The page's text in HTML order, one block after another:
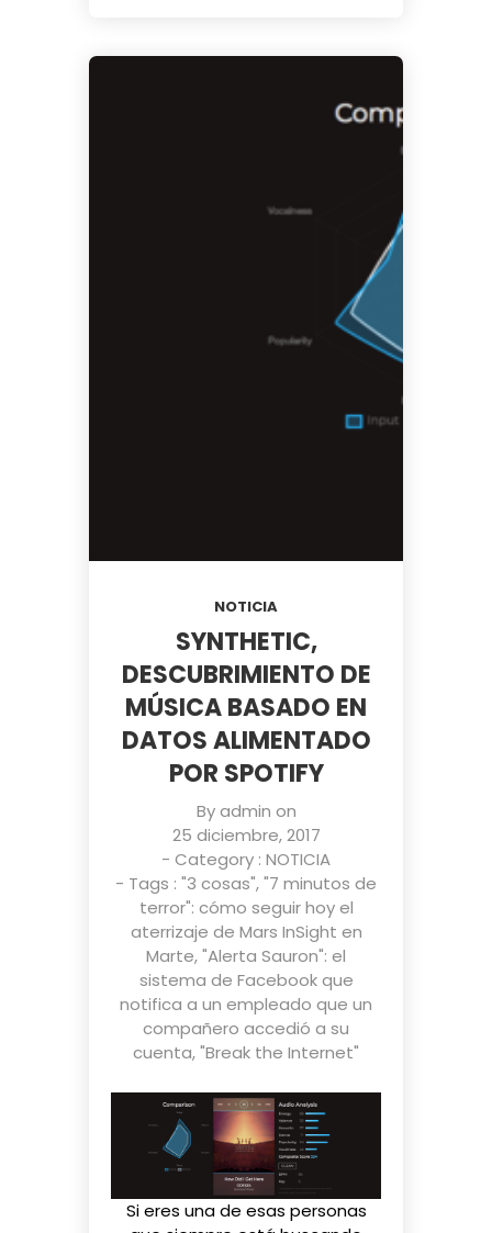
NOTICIA
SYNTHETIC,
DESCUBRIMIENTO DE
MÚSICA BASADO EN
DATOS ALIMENTADO
POR SPOTIFY
Byadmin on
25 diciembre, 2017
- Category : NOTICIA
- Tags : "3 cosas","7 minutos de
terror": cómo seguir hoy el
aterrizaje de Mars InSight en
Marte,"Alerta Sauron": el
sistema de Facebook que
notifica a un empleado que un
compañero accedió a su
cuenta,"Break the Internet"
Si eres una de esas personas